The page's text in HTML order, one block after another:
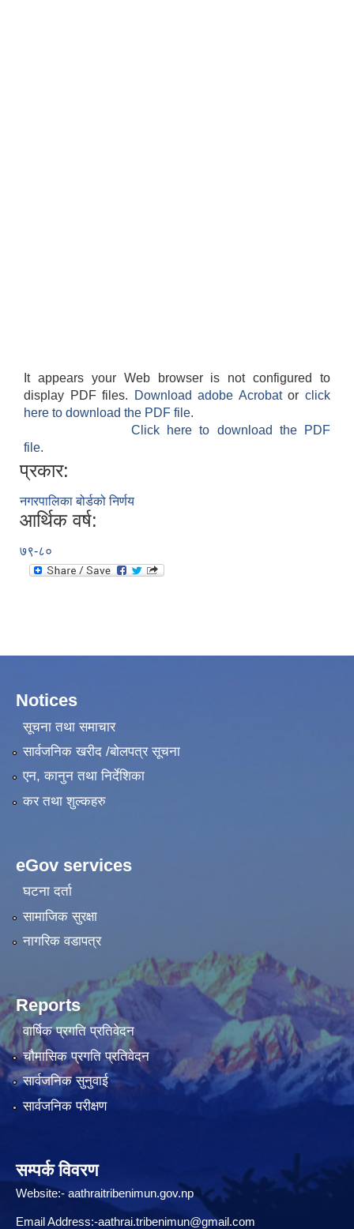
It appears your Web browser is not configured to
display PDF files.
Download adobe Acrobatorclick
here to download the PDF file.
Click here to download the PDF
file.
प्रकार:
नगरपालिका बोर्डको निर्णय
आर्थिक वर्ष:
७९-८०
Notices
सूचना तथा समाचार
सार्वजनिक खरीद /बोलपत्र सूचना
एन, कानुन तथा निर्देशिका
कर तथा शुल्कहरु
eGov services
घटना दर्ता
सामाजिक सुरक्षा
नागरिक वडापत्र
Reports
वार्षिक प्रगति प्रतिवेदन
चौमासिक प्रगति प्रतिवेदन
सार्वजनिक सुनुवाई
सार्वजनिक परीक्षण
सम्पर्क विवरण
Website:-aathraitribenimun.gov.np
Email Address:-aathrai.tribenimun@gmail.com